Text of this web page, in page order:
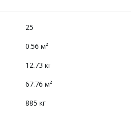
25
0.56 м²
12.73 кг
67.76 м²
885 кг